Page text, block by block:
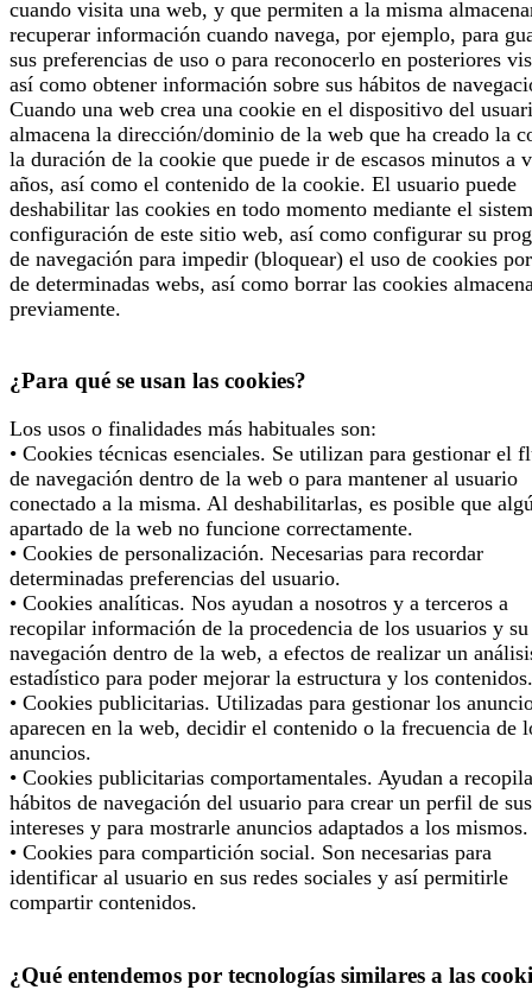
cuando visita una web, y que permiten a la misma
recuperar información cuando navega, por ejemplo, para
sus preferencias de uso o para reconocerlo en posteriores
así como obtener información sobre sus hábitos de
Cuando una web crea una cookie en el dispositivo del
almacena la dirección/dominio de la web que ha creado la
la duración de la cookie que puede ir de escasos minutos a
años, así como el contenido de la cookie. El usuario puede
deshabilitar las cookies en todo momento mediante el
configuración de este sitio web, así como configurar su
de navegación para impedir (bloquear) el uso de cookies
de determinadas webs, así como borrar las cookies
previamente.
¿Para qué se usan las cookies?
Los usos o finalidades más habituales son:
• Cookies técnicas esenciales. Se utilizan para gestionar el
de navegación dentro de la web o para mantener al usuario
conectado a la misma. Al deshabilitarlas, es posible que
apartado de la web no funcione correctamente.
• Cookies de personalización. Necesarias para recordar
determinadas preferencias del usuario.
• Cookies analíticas. Nos ayudan a nosotros y a terceros a
recopilar información de la procedencia de los usuarios y su
navegación dentro de la web, a efectos de realizar un
estadístico para poder mejorar la estructura y los contenidos.
• Cookies publicitarias. Utilizadas para gestionar los
aparecen en la web, decidir el contenido o la frecuencia de
anuncios.
• Cookies publicitarias comportamentales. Ayudan a
hábitos de navegación del usuario para crear un perfil de sus
intereses y para mostrarle anuncios adaptados a los mismos.
• Cookies para compartición social. Son necesarias para
identificar al usuario en sus redes sociales y así permitirle
compartir contenidos.
¿Qué entendemos por tecnologías similares a las